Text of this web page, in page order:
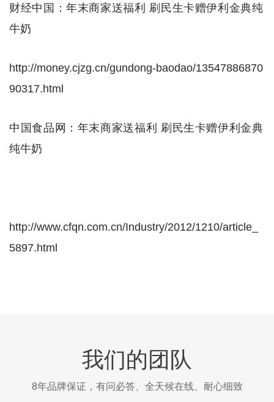
财经中国：年末商家送福利 刷民生卡赠伊利金典纯
牛奶
http://money.cjzg.cn/gundong-baodao/13547886870
90317.html
中国食品网：年末商家送福利 刷民生卡赠伊利金典
纯牛奶
http://www.cfqn.com.cn/Industry/2012/1210/article_
5897.html
我们的团队
8年品牌保证，有问必答、全天候在线、耐心细致